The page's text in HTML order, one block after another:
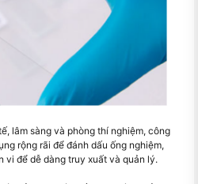
lâm sàng và phòng thí nghiệm, công
rộng rãi để đánh dấu ống nghiệm,
vi để dễ dàng truy xuất và quản lý.